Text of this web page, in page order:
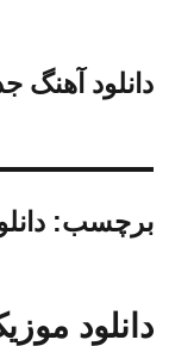
دانلود آهنگ
برچسب:
دانلود